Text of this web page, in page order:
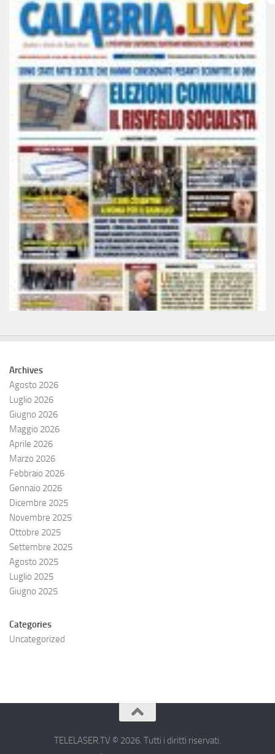
Archives
Agosto 2026
Luglio 2026
Giugno 2026
Maggio 2026
Aprile 2026
Marzo 2026
Febbraio 2026
Gennaio 2026
Dicembre 2025
Novembre 2025
Ottobre 2025
Settembre 2025
Agosto 2025
Luglio 2025
Giugno 2025
Categories
Uncategorized
TELELASER.TV © 2026. Tutti i diritti riservati.